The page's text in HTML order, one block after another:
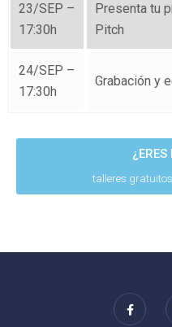
23/SEP –
17:30h
Presenta tu
Pitch
24/SEP –
17:30h
Grabación y
¿ERES
talleres